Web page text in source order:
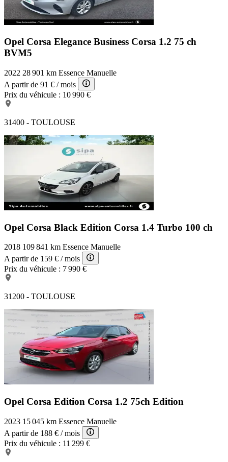
Opel Corsa Elegance Business Corsa 1.2 75 ch
BVM5
2022 28 901 km Essence Manuelle
A partir de 91 € / mois
Prix du véhicule : 10 990 €
31400 - TOULOUSE
Opel Corsa Black Edition Corsa 1.4 Turbo 100 ch
2018 109 841 km Essence Manuelle
A partir de 159 € / mois
Prix du véhicule : 7 990 €
31200 - TOULOUSE
Opel Corsa Edition Corsa 1.2 75ch Edition
2023 15 045 km Essence Manuelle
A partir de 188 € / mois
Prix du véhicule : 11 299 €